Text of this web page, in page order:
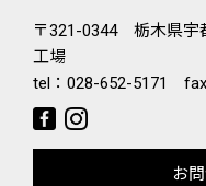
〒321-0344 栃木県宇
工場
tel： 028-652-5171 fax
お